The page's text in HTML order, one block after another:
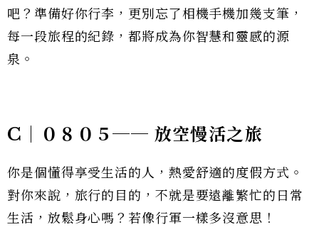
吧？準備好你行李，更別忘了相機手機加幾支筆，
每一段旅程的紀錄，都將成為你智慧和靈感的源
泉。
C｜０８０５── 放空慢活之旅
你是個懂得享受生活的人，熱愛舒適的度假方式。
對你來說，旅行的目的，不就是要遠離繁忙的日常
生活，放鬆身心嗎？若像行軍一樣多沒意思！